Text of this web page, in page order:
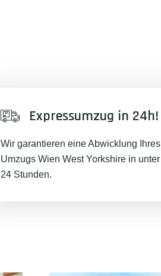
Expressumzug in 24h!
Wir garantieren eine Abwicklung Ihres
Umzugs Wien West Yorkshire in unter
24 Stunden.